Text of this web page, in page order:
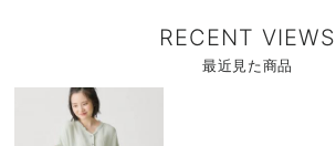
RECENT VIEWS
最近見た商品
商